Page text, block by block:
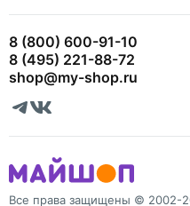
8 (800) 600-91-10
8 (495) 221-88-72
shop@my-shop.ru
Все права защищены © 2002-